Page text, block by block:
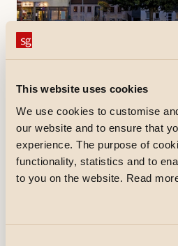
This website uses cookies
We use cookies to customise
our website and to ensure that
experience. The purpose of
functionality, statistics and to
to you on the website. Read
Referenties
Sanggaards Plads
De stad Aarup ligt in het westen
plein "Sanggaards Plads",
uitgebreid gerenoveerd om het
worden voor marktdagen en
evenementen.